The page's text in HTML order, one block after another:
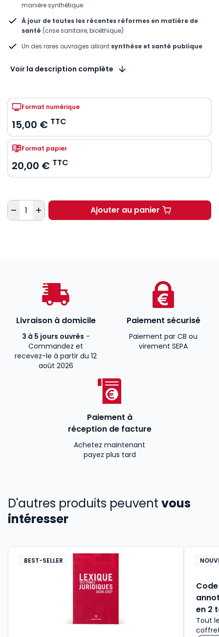
manière synthétique
À jour de toutes les récentes réformes en matière de
santé (crise sanitaire, bioéthique)
Un des rares ouvrages alliant synthèse et santé publique
Voir la description complète
Format numérique
15,00 € TTC
Format papier
20,00 € TTC
Quantité Ajouter au panier
Livraison à domicile
3 à 5 jours ouvrés -
Commandez et
recevez-le à partir du 12
août 2026
Paiement sécurisé
Paiement par CB ou
virement SEPA
Paiement à
réception de facture
Achetez maintenant
payez plus tard
D'autres produits peuvent vous
intéresser
BEST-SELLER
en 2
Tout